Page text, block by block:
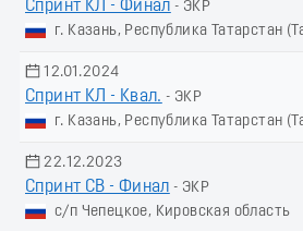
Спринт КЛ - Финал - ЭКР
г. Казань, Республика Татарстан
12.01.2024
Спринт КЛ - Квал. - ЭКР
г. Казань, Республика Татарстан
22.12.2023
Спринт СВ - Финал - ЭКР
с/п Чепецкое, Кировская область